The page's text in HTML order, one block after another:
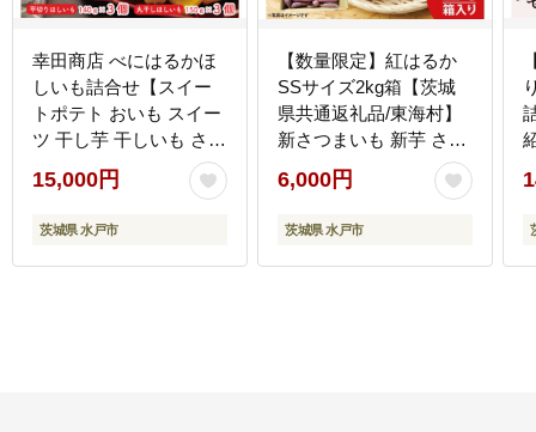
幸田商店 べにはるかほ
しいも詰合せ【スイー
トポテト おいも スイー
ツ 干し芋 干しいも さつ
まいも 紅はるか おやつ
無添加 無着色 自然食品
自然派】（CR-1）
15,000円
茨城県 水戸市
【数量限定】紅はるか
SSサイズ2kg箱【茨城
県共通返礼品/東海村】
新さつまいも 新芋 さつ
まいも サツマイモ 芋 い
も 焼き芋 やきいも 紅は
るか べにはるか おやつ
高評価 産地直送 水戸市
6,000円
茨城県 水戸市